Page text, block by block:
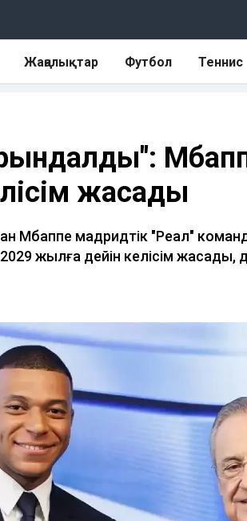
Жаңалықтар Футбол Теннис
жасады
Мбаппе мадридтік "Реал"
жылға дейін келісім жасады,